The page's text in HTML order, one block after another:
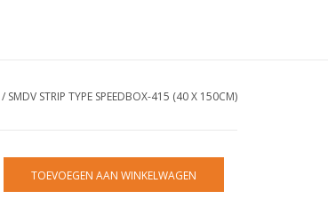
/ SMDV STRIP TYPE SPEEDBOX-415 (40 X 150CM)
TOEVOEGEN AAN WINKELWAGEN